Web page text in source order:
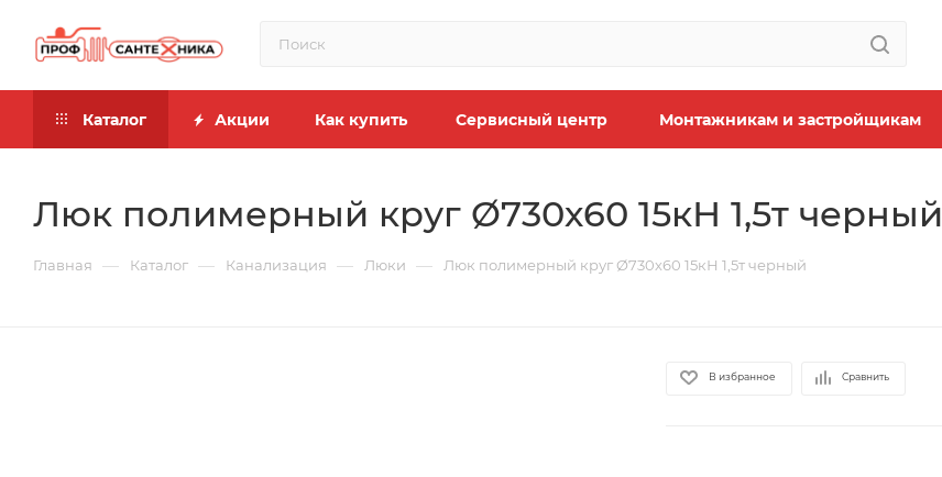
Каталог Акции Как купить Сервисный центр Монтажникам и застройщикам
Люк полимерный круг Ø730х60 15кН 1,5т черный
Главная — Каталог — Канализация — Люки — Люк полимерный круг Ø730х60 15кН 1,5т черный
В избранное Сравнить